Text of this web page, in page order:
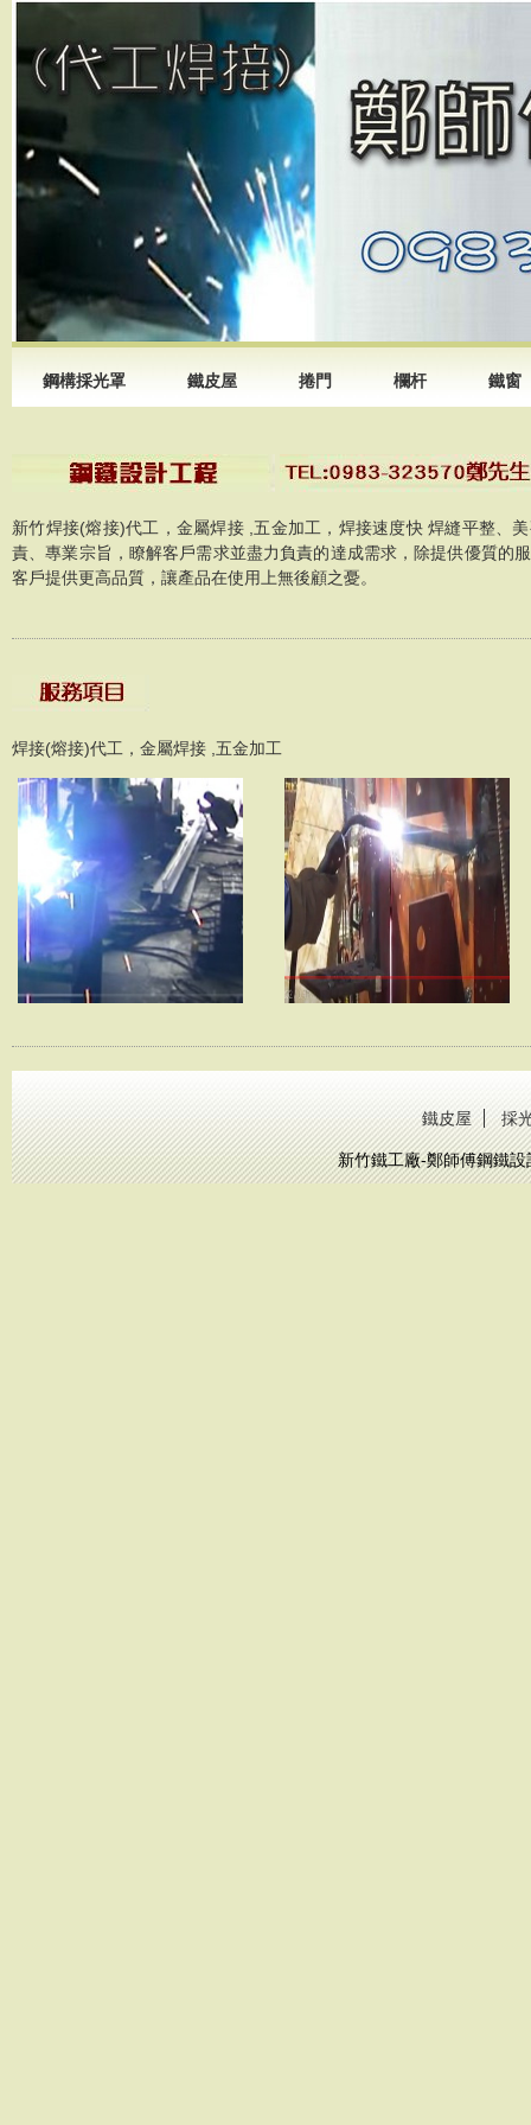
鋼構採光罩 鐵皮屋 捲門 欄杆 鐵窗
新竹焊接(熔接)代工，金屬焊接 ,五金加工，焊接速度快 焊縫平整、
責、專業宗旨，瞭解客戶需求並盡力負責的達成需求，除提供優質的
客戶提供更高品質，讓產品在使用上無後顧之憂。
焊接(熔接)代工，金屬焊接 ,五金加工
鐵皮屋 採
新竹鐵工廠-鄭師傅鋼鐵